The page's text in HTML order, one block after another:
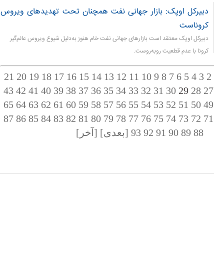
دبیرکل اوپک: بازار جهانی نفت همچنان تحت تهدیدهای ویروس
کروناست
دبیرکل اوپک معتقد است بازارهای جهانی نفت خام هنوز به‌دلیل شیوع ویروس عالم‌گیر
کرونا با عدم قطعیت روبه‌روست.
2
3
4
5
6
7
8
9
10
11
12
13
14
15
16
17
18
19
20
21
27
28
30
31
32
33
34
35
36
37
38
39
40
41
42
43
49
50
51
52
53
54
55
56
57
58
59
60
61
62
63
64
65
71
72
73
74
75
76
77
78
79
80
81
82
83
84
85
86
87
88
89
90
91
92
93 [بعدی] [آخر]